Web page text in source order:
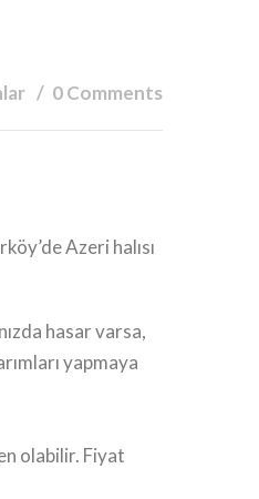
0 Comments
Azeri halısı
hasar varsa,
yapmaya
olabilir. Fiyat